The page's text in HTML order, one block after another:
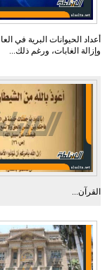
وإزالة الغابات، ورغم ذلك...
القرآن...